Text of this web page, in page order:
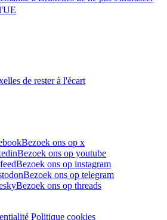
de rester à l'écart
Bezoek ons op x
Bezoek ons op youtube
Bezoek ons op instagram
Bezoek ons op telegram
Bezoek ons op threads
Politique cookies